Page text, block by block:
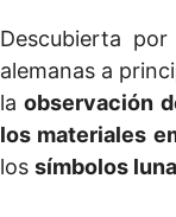
Descubierta
alemanas a
laobservación
los materiales
los símbolos